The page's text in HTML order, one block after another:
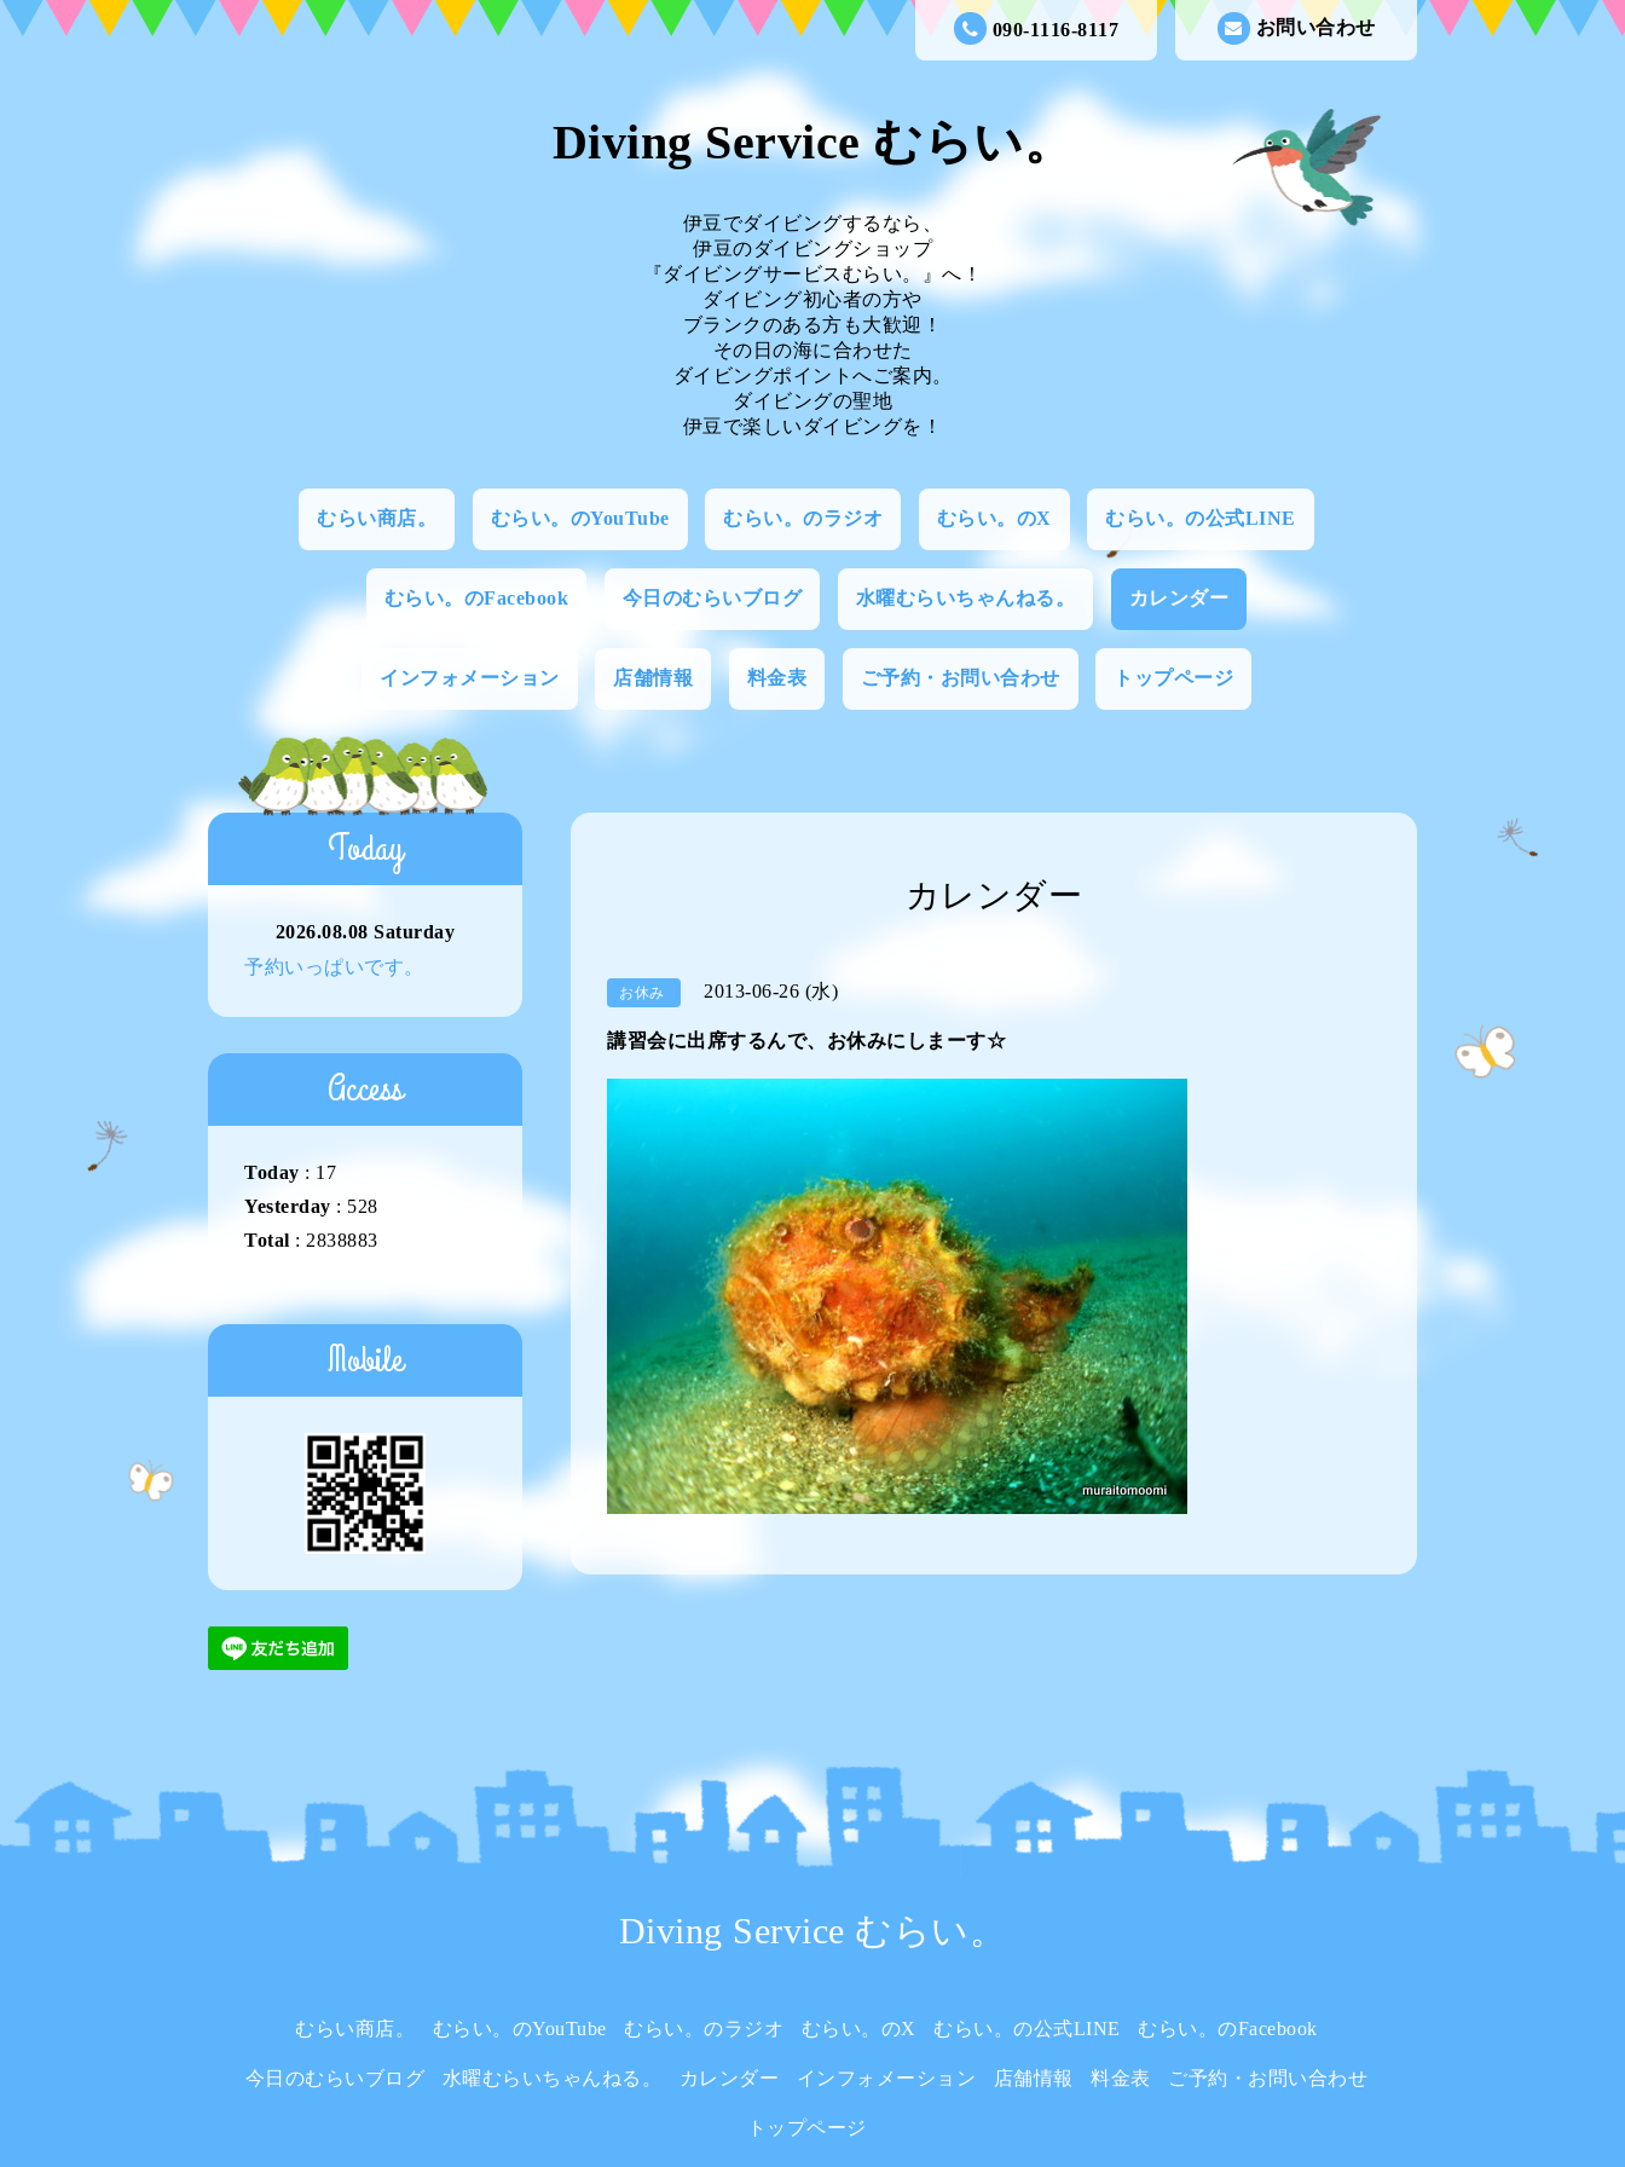
お問い合わせ
090-1116-8117
Diving Service むらい。
伊豆でダイビングするなら、
伊豆のダイビングショップ
『ダイビングサービスむらい。』へ！
ダイビング初心者の方や
ブランクのある方も大歓迎！
その日の海に合わせた
ダイビングポイントへご案内。
ダイビングの聖地
伊豆で楽しいダイビングを！
むらい商店。 むらい。のYouTube むらい。のラジオ むらい。のX むらい。の公式LINE
むらい。のFacebook 今日のむらいブログ 水曜むらいちゃんねる。 カレンダー
インフォメーション 店舗情報 料金表 ご予約・お問い合わせ トップページ
カレンダー
お休み 2013-06-26 (水)
講習会に出席するんで、お休みにしまーす☆
Today
2026.08.08 Saturday
予約いっぱいです。
Access
Today : 17
Yesterday : 528
Total : 2838883
Mobile
Diving Service むらい。
むらい商店。 むらい。のYouTube むらい。のラジオ むらい。のX むらい。の公式LINE むらい。のFacebook
今日のむらいブログ 水曜むらいちゃんねる。 カレンダー インフォメーション 店舗情報 料金表 ご予約・お問い合わせ
トップページ